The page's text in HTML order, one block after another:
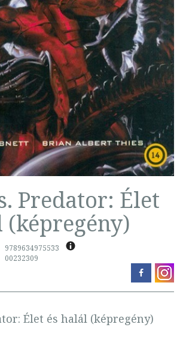
Predator: Élet
(képregény)
9789634975533
00232309
Élet és halál (képregény)